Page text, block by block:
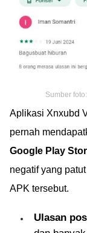
Sumber
Aplikasi Xnxubd
pernah
Google Play
negatif yang
APK tersebut.
Ulasan